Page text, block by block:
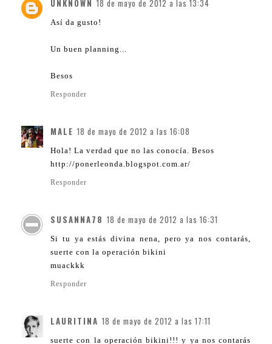
UNKNOWN 18 de mayo de 2012 a las 13:34
Así da gusto!
Un buen planning...
Besos
Responder
MALE 18 de mayo de 2012 a las 16:08
Hola! La verdad que no las conocía. Besos
http://ponerleonda.blogspot.com.ar/
Responder
SUSANNA78 18 de mayo de 2012 a las 16:31
Si tu ya estás divina nena, pero ya nos contarás,
suerte con la operación bikini
muackkk
Responder
LAURITINA 18 de mayo de 2012 a las 17:11
suerte con la operación bikini!!! y ya nos contarás